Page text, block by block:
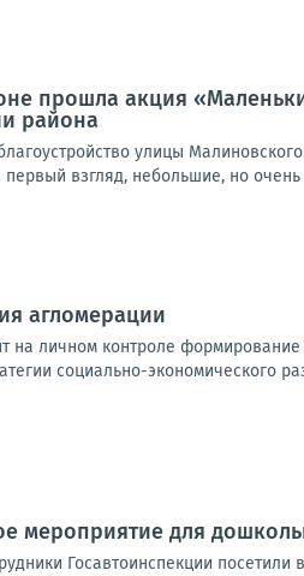
прошла акция
района
улицы
первый взгляд, небольшие, но
агломерации
личном контроле формирование
социально-экономического
мероприятие для
Госавтоинспекции